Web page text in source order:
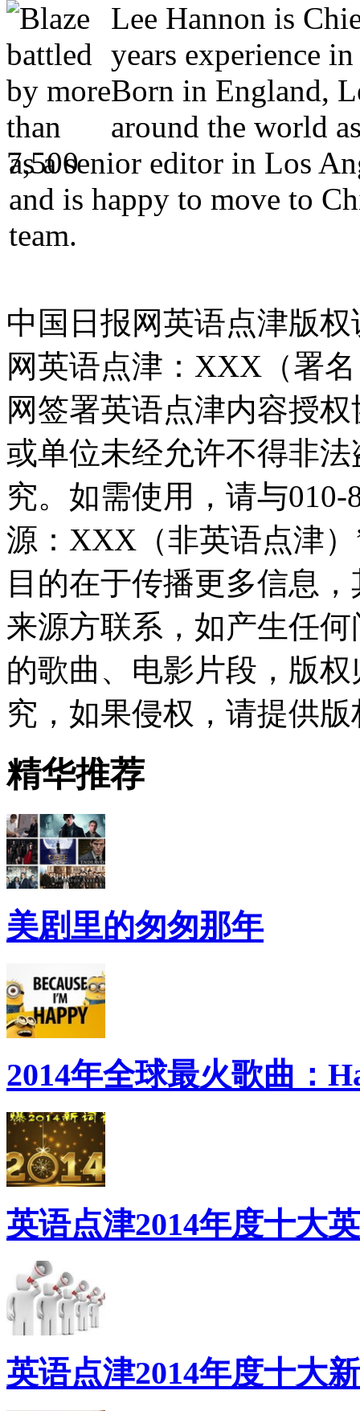
Lee Hannon is
years experience
Born in England,
around the world
as a senior editor in Los
and is happy to move to
team.
中国日报网英语点津版
网英语点津：XXX（署
网签署英语点津内容授
或单位未经允许不得非
究。如需使用，请与010-
源：XXX（非英语点津
目的在于传播更多信息
来源方联系，如产生任
的歌曲、电影片段，版
究，如果侵权，请提供
精华推荐
美剧里的匆匆那年
2014年全球最火歌曲：
英语点津2014年度十大
英语点津2014年度十大